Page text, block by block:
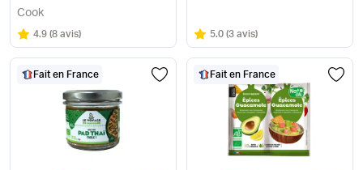
Cook
Note
4.9 sur 5
(8 avis) Note
5.0 sur 5
(3 avis)
Fait en France Fait en France